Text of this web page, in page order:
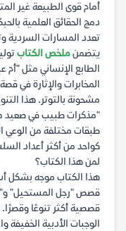
أمام قوى الطبيعة غير
دمج الحقائق العلمية
تعدد المسارات السردية
يتضمنملخص الكتاب
الطابع الإنساني مثل "أم
المخابرات والإثارة في
مشحونة بالتوتر. هذا
"مذكرات طبيب في صعيد
طبقات مختلفة من الوعي
كواحد من أكثر أعداد
لمن هذا الكتاب؟
هذا الكتاب موجه بشكل
قصص "رجل المستحيل"
قصصية أكثر تنوعًا وقصرًا.
الوجبات الأدبية